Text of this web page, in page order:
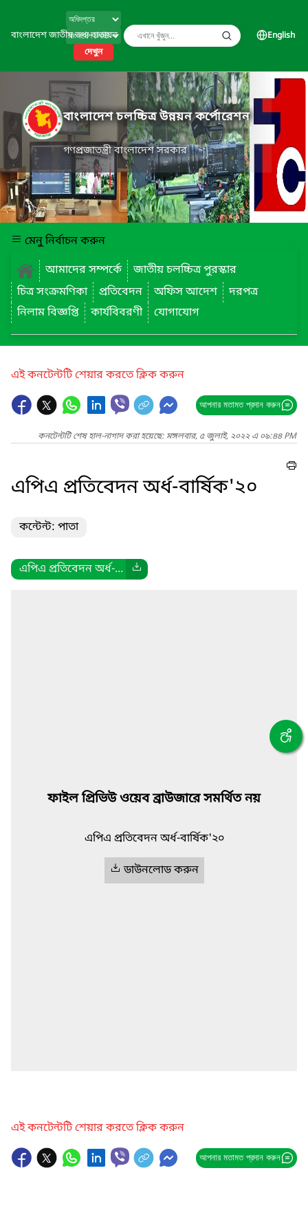
বাংলাদেশ জাতীয় তথ্য বাতায়ন
দেখুন
English
বাংলাদেশ চলচ্চিত্র উন্নয়ন কর্পোরেশন
গণপ্রজাতন্ত্রী বাংলাদেশ সরকার
মেনু নির্বাচন করুন
আমাদের সম্পর্কে
জাতীয় চলচ্চিত্র পুরস্কার
চিত্র সংক্রমণিকা
প্রতিবেদন অফিস আদেশ
দরপত্র
নিলাম বিজ্ঞপ্তি
কার্যবিবরণী যোগাযোগ
এই কনটেন্টটি শেয়ার করতে ক্লিক করুন
আপনার মতামত প্রদান করুন
কনটেন্টটি শেষ হাল-নাগাদ করা হয়েছে: মঙ্গলবার, ৫ জুলাই, ২০২২ এ ০৯:৪৪ PM
এপিএ প্রতিবেদন অর্ধ-বার্ষিক'২০
কন্টেন্ট: পাতা
এপিএ প্রতিবেদন অর্ধ-...
ফাইল প্রিভিউ ওয়েব ব্রাউজারে সমর্থিত নয়
এপিএ প্রতিবেদন অর্ধ-বার্ষিক'২০
ডাউনলোড করুন
এই কনটেন্টটি শেয়ার করতে ক্লিক করুন
আপনার মতামত প্রদান করুন